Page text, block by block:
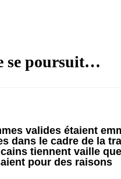
se poursuit…
valides étaient
dans le cadre de la
tiennent vaille
pour des raisons